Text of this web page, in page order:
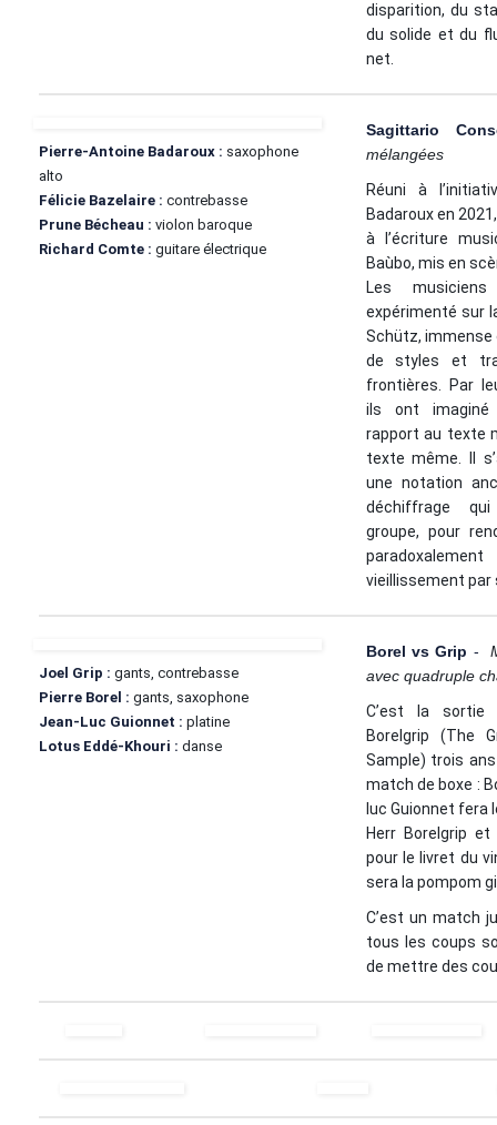
disparition, du
du solide et du
net.
Pierre-Antoine Badaroux : saxophone
alto
Félicie Bazelaire : contrebasse
Prune Bécheau : violon baroque
Richard Comte : guitare électrique
Sagittario
mélangées
Réuni à
Badaroux en
à l’écriture
Baùbo, mis en
Les
expérimenté sur
Schütz,
de styles et
frontières. Par
ils ont
rapport au texte
texte même. Il
une notation
déchiffrage qui
groupe, pour
vieillissement par
Joel Grip : gants, contrebasse
Pierre Borel : gants, saxophone
Jean-Luc Guionnet : platine
Lotus Eddé-Khouri : danse
Borel vs Grip -
avec quadruple
C’est la
Borelgrip (The
Sample) trois
match de boxe :
luc Guionnet fera
Herr Borelgrip
pour le livret du
sera la pompom
C’est un match
tous les coups
de mettre des